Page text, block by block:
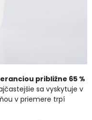
približne 65 %
sa vyskytuje v
v priemere trpí